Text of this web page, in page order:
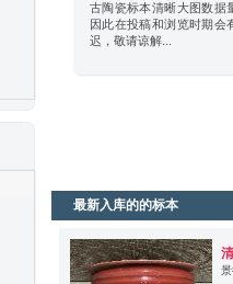
古陶瓷标本清晰大图数据
因此在投稿和浏览时期会
迟，敬请谅解...
最新入库的的标本